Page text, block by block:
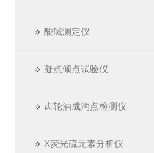
酸碱测定仪
凝点倾点试验仪
齿轮油成沟点检测仪
X荧光硫元素分析仪